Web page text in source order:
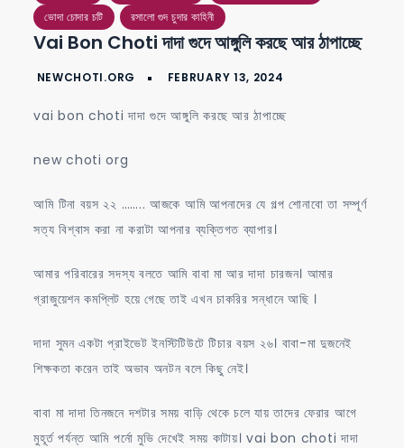
ভোদা চোদার চটি রসালো গুদ চুদার কাহিনী
choti
Vai Bon Choti দাদা গুদে আঙ্গুলি করছে আর ঠাপাচ্ছে
vai bon choti দাদা গুদে আঙ্গুলি করছে আর ঠাপাচ্ছে
new choti org
আমি টিনা বয়স ২২ …….. আজকে আমি আপনাদের যে গল্প শোনাবো তা সম্পূর্ণ
সত্য বিশ্বাস করা না করাটা আপনার ব্যক্তিগত ব্যাপার।
আমার পরিবারের সদস্য বলতে আমি বাবা মা আর দাদা চারজন। আমার
গ্রাজুয়েশন কমপ্লিট হয়ে গেছে তাই এখন চাকরির সন্ধানে আছি ।
দাদা সুমন একটা প্রাইভেট ইনস্টিটিউটে টিচার বয়স ২৬। বাবা-মা দুজনেই
শিক্ষকতা করেন তাই অভাব অনটন বলে কিছু নেই।
বাবা মা দাদা তিনজনে দশটার সময় বাড়ি থেকে চলে যায় তাদের ফেরার আগে
মুহূর্ত পর্যন্ত আমি পর্নো মুভি দেখেই সময় কাটায়। vai bon choti দাদা